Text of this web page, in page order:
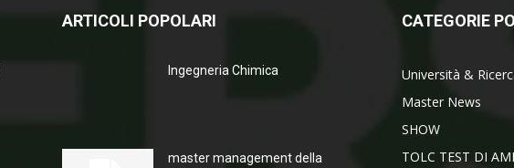
ARTICOLI POPOLARI
Ingegneria Chimica
master management della
CATEGORIE
Università &
Master News
SHOW
TOLC TEST DI